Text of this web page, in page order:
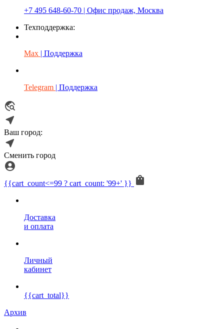
+7 495 648-60-70 | Офис продаж, Москва
Техподдержка:
Max | Поддержка
Telegram | Поддержка
Ваш город:
Сменить город
{{cart_count<=99 ? cart_count: '99+' }}
Доставка
и оплата
Личный
кабинет
{{cart_total}}
Архив